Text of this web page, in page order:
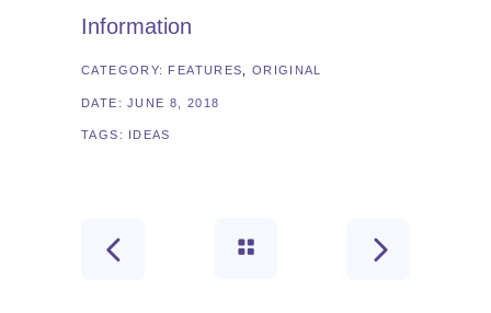
Information
CATEGORY: FEATURES ORIGINAL
DATE: JUNE 8, 2018
TAGS: IDEAS